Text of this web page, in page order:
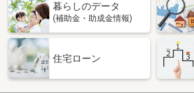
暮らしのデータ
(補助金・助成金情報)
住宅ローン